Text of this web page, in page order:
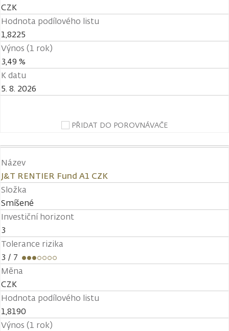
CZK
Hodnota podílového listu
1,8225
Výnos (1 rok)
3,49 %
K datu
5. 8. 2026
PŘIDAT DO POROVNÁVAČE
Název
J&T RENTIER Fund A1 CZK
Složka
Smíšené
Investiční horizont
3
Tolerance rizika
3 / 7
Měna
CZK
Hodnota podílového listu
1,8190
Výnos (1 rok)